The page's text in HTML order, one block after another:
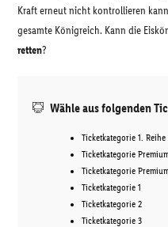
Kraft erneut nicht kontrollieren
gesamte Königreich. Kann die
retten?
Wähle aus folgenden
Ticketkategorie 1. Reihe
Ticketkategorie
Ticketkategorie
Ticketkategorie 1
Ticketkategorie 2
Ticketkategorie 3